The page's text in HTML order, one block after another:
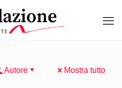
Autore Mostra tutto